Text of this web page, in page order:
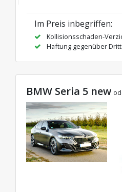
Im Preis inbegriffen:
Kollisionsschaden-
Haftung gegenüber
BMW Seria 5 new